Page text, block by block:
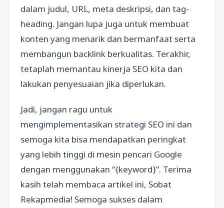
dalam judul, URL, meta deskripsi, dan tag-
heading. Jangan lupa juga untuk membuat
konten yang menarik dan bermanfaat serta
membangun backlink berkualitas. Terakhir,
tetaplah memantau kinerja SEO kita dan
lakukan penyesuaian jika diperlukan.
Jadi, jangan ragu untuk
mengimplementasikan strategi SEO ini dan
semoga kita bisa mendapatkan peringkat
yang lebih tinggi di mesin pencari Google
dengan menggunakan “{keyword}”. Terima
kasih telah membaca artikel ini, Sobat
Rekapmedia! Semoga sukses dalam